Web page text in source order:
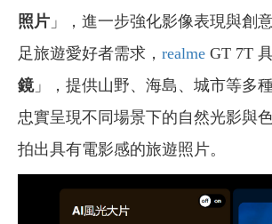
照片 」，進一步強化影像表現與創
足旅遊愛好者需求， realme GT 7T
鏡」，提供山野、海島、城市等多
忠實呈現不同場景下的自然光影與
拍出具有電影感的旅遊照片。